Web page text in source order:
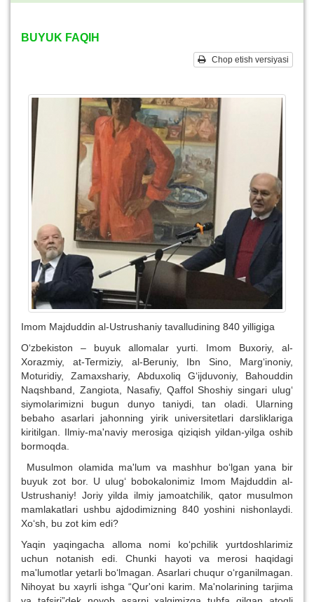
BUYUK FAQIH
Chop etish versiyasi
Imom Majduddin al-Ustrushaniy tavalludining 840 yilligiga
O‘zbekiston – buyuk allomalar yurti. Imom Buxoriy, al-
Xorazmiy, at-Termiziy, al-Beruniy, Ibn Sino, Marg‘inoniy,
Moturidiy, Zamaxshariy, Abduxoliq G‘ijduvoniy, Bahouddin
Naqshband, Zangiota, Nasafiy, Qaffol Shoshiy singari ulug‘
siymolarimizni bugun dunyo taniydi, tan oladi. Ularning
bebaho asarlari jahonning yirik universitetlari darsliklariga
kiritilgan. Ilmiy-ma'naviy merosiga qiziqish yildan-yilga oshib
bormoqda.
Musulmon olamida ma'lum va mashhur bo‘lgan yana bir
buyuk zot bor. U ulug‘ bobokalonimiz Imom Majduddin al-
Ustrushaniy! Joriy yilda ilmiy jamoatchilik, qator musulmon
mamlakatlari ushbu ajdodimizning 840 yoshini nishonlaydi.
Xo‘sh, bu zot kim edi?
Yaqin yaqingacha alloma nomi ko‘pchilik yurtdoshlarimiz
uchun notanish edi. Chunki hayoti va merosi haqidagi
ma'lumotlar yetarli bo‘lmagan. Asarlari chuqur o‘rganilmagan.
Nihoyat bu xayrli ishga “Qur'oni karim. Ma'nolarining tarjima